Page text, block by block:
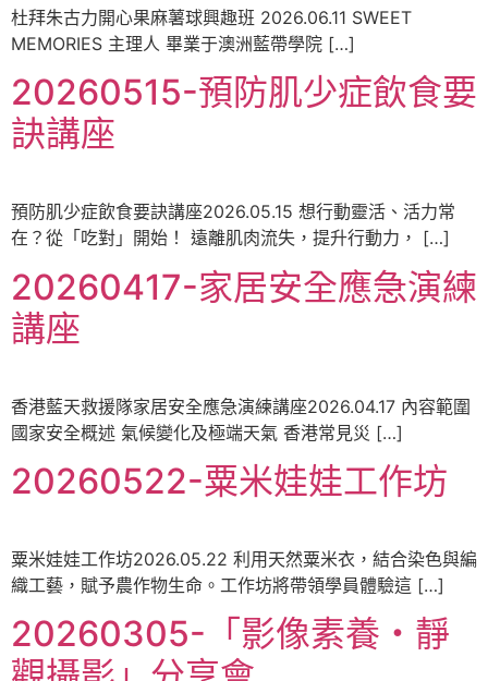
杜拜朱古力開心果麻薯球興趣班 2026.06.11 SWEET
MEMORIES 主理人 畢業于澳洲藍帶學院 […]
20260515-預防肌少症飲食要
訣講座
預防肌少症飲食要訣講座2026.05.15 想行動靈活、活力常
在？從「吃對」開始！ 遠離肌肉流失，提升行動力， […]
20260417-家居安全應急演練
講座
香港藍天救援隊家居安全應急演練講座2026.04.17 內容範圍
國家安全概述 氣候變化及極端天氣 香港常見災 […]
20260522-粟米娃娃工作坊
粟米娃娃工作坊2026.05.22 利用天然粟米衣，結合染色與編
織工藝，賦予農作物生命。工作坊將帶領學員體驗這 […]
20260305-「影像素養・靜